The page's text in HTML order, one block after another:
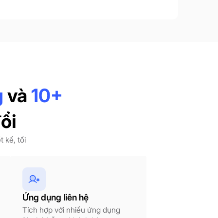
và 10+
kế, tối
Ứng dụng liên hệ
Tích hợp với nhiều ứng dụng